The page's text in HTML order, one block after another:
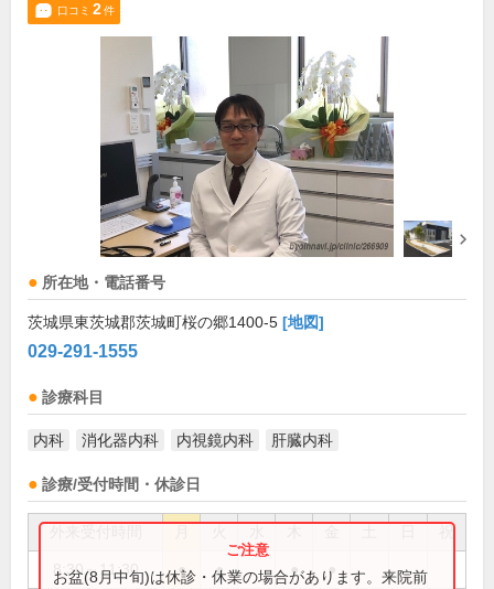
口コミ 2件
所在地・電話番号
茨城県東茨城郡茨城町桜の郷1400-5 [地図]
029-291-1555
診療科目
内科 消化器内科 内視鏡内科 肝臓内科
診療/受付時間・休診日
祝
8:30～11:30 ● ● ● ●
お盆(8月中旬)は休診・休業の場合があります。来院前